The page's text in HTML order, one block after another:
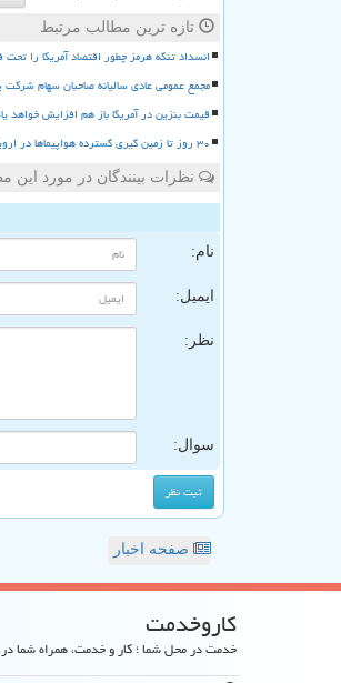
تازه ترین مطالب مرتبط
انسداد تنگه هرمز چطور اقتصاد آمریکا را تحت
مجمع عمومی عادی سالیانه صاحبان سهام
قیمت بنزین در آمریکا باز هم افزایش خواهد
۳۰ روز تا زمین گیری گسترده هواپیماها در اروپا
نظرات بینندگان در مورد این
نام:
ایمیل:
نظر:
سوال:
صفحه اخبار
كاروخدمت
خدمت در محل شما ؛ کار و خدمت، همراه شما